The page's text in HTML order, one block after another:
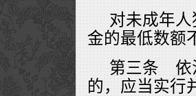
对未成年
金的最低数额
第三条 依
的，应当实行